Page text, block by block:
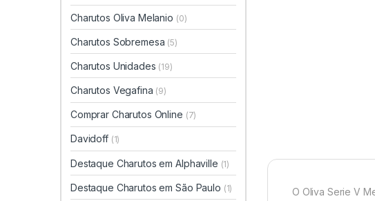
O Oliva Serie V
Charutos Oliva Melanio (0)
Charutos Sobremesa (5)
Charutos Unidades (19)
Charutos Vegafina (9)
Comprar Charutos Online (7)
Davidoff (1)
Destaque Charutos em Alphaville (1)
Destaque Charutos em São Paulo (1)